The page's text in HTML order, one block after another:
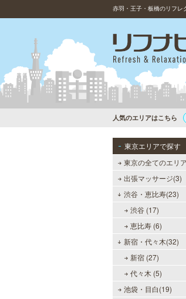
赤羽・王子・板橋のリフ
人気のエリアはこちら
東京エリアで探す
東京の全てのエリア
出張マッサージ(3)
渋谷・恵比寿(23)
渋谷 (17)
恵比寿 (6)
新宿・代々木(32)
新宿 (27)
代々木 (5)
池袋・目白(19)